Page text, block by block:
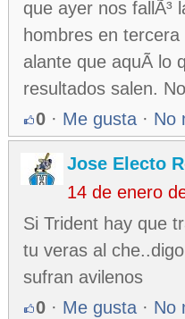
que ayer nos fallÃ³
hombres en
alante que aquÃ­ lo
resultados salen.
0 · Me gusta · No
Jose Electo
14 de enero
Si Trident hay que
tu veras al
sufran avilenos
0 · Me gusta · No